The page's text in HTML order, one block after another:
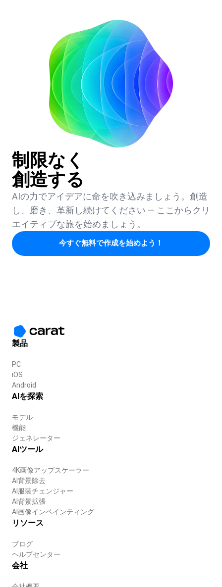
制限なく
創造する
AIの力でアイデアに命を吹き込みましょう。創造
し、磨き、革新し続けてください — ここからクリ
エイティブな旅を始めましょう。
今すぐ無料で作成を始めよう！
製品
PC
iOS
Android
AIを探索
モデル
機能
ジェネレーター
AIツール
4K画像アップスケーラー
AI背景除去
AI服装チェンジャー
AI背景拡張
AI画像インペインティング
リソース
ブログ
ヘルプセンター
会社